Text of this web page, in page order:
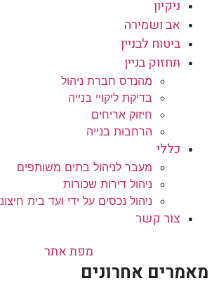
ניקיון
אב ושמירה
ביטוח לבניין
תחזוק בניין
מהנדס חברת ניהול
בדיקת ליקויי בנייה
חיזוק אריחים
הרחבות בנייה
כללי
מעבר לניהול בתים משותפים
ניהול דירות שכורות
ניהול נכסים על ידי ועד בית חיצוני
צור קשר
מפת אתר
מאמרים אחרונים